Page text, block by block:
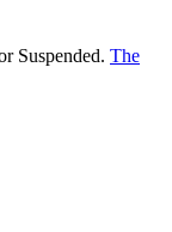
Suspended. The